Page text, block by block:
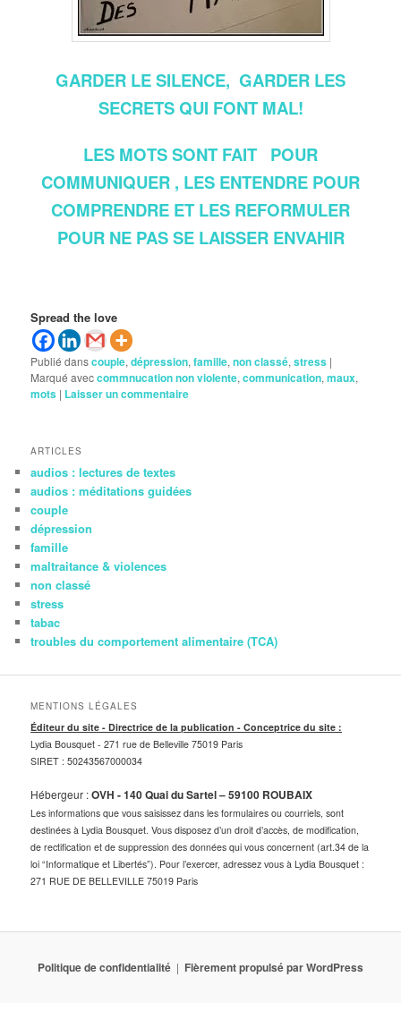
GARDER LE SILENCE, GARDER LES
SECRETS QUI FONT MAL!
LES MOTS SONT FAIT POUR
COMMUNIQUER , LES ENTENDRE POUR
COMPRENDRE ET LES REFORMULER
POUR NE PAS SE LAISSER ENVAHIR
Spread the love
Publié danscouple,dépression,famille,non classé,stress |
Marqué aveccommnucation non violente,communication,maux,
mots | Laisser un commentaire
ARTICLES
audios : lectures de textes
audios : méditations guidées
couple
dépression
famille
maltraitance & violences
non classé
stress
tabac
troubles du comportement alimentaire (TCA)
MENTIONS LÉGALES
Éditeur du site - Directrice de la publication - Conceptrice du site :
Lydia Bousquet -271 rue de Belleville 75019 Paris
SIRET : 50243567000034
Hébergeur :OVH - 140 Quai du Sartel – 59100 ROUBAIX
Les informations que vous saisissez dans les formulaires ou courriels, sont
destinées à Lydia Bousquet. Vous disposez d’un droit d’accès, de modification,
de rectification et de suppression des données qui vous concernent (art.34 de la
loi “Informatique et Libertés”). Pour l’exercer, adressez vous à Lydia Bousquet :
271 RUE DE BELLEVILLE 75019 Paris
Politique de confidentialité Fièrement propulsé par WordPress